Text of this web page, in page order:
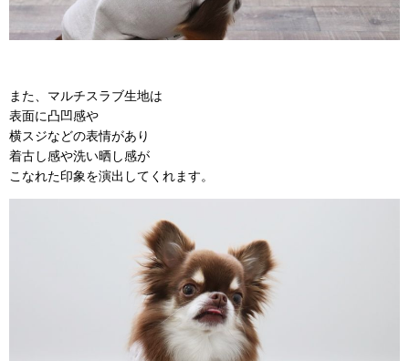
また、マルチスラブ生地は
表面に凸凹感や
横スジなどの表情があり
着古し感や洗い晒し感が
こなれた印象を演出してくれます。